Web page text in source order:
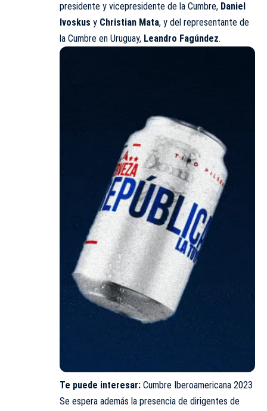
presidente y vicepresidente de la Cumbre, Daniel
Ivoskus y Christian Mata, y del representante de
la Cumbre en Uruguay, Leandro Fagúndez.
Te puede interesar: Cumbre Iberoamericana 2023
Se espera además la presencia de dirigentes de